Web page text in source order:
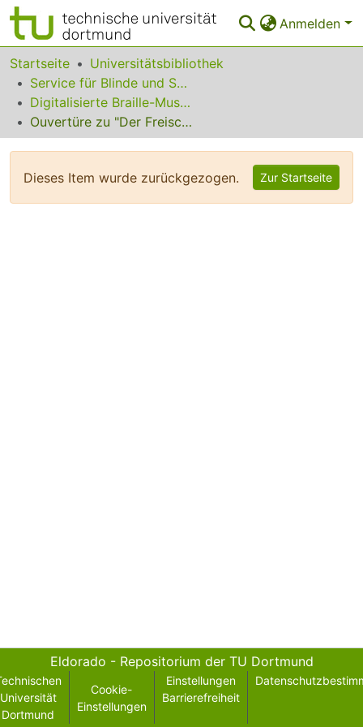
Anmelden
Bereiche & Sammlungen
Das gesamte Repositorium
Statistiken
Startseite
Universitätsbibliothek
Service für Blinde und Sehbehinderte
Digitalisierte Braille-Musik-Matrizen des VzfB
Ouvertüre zu "Der Freischütz"
Dieses Item wurde zurückgezogen. Zur Startseite
Eldorado - Repositorium der TU Dortmund
Universität
Dortmund
Cookie-
Einstellungen
Einstellungen
Barrierefreiheit